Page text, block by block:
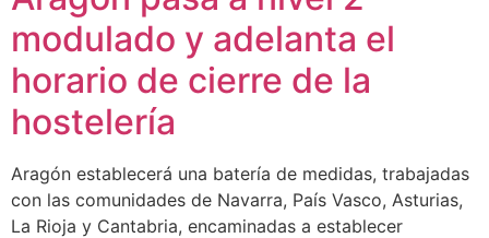
modulado y adelanta el
horario de cierre de la
hostelería
Aragón establecerá una batería de medidas, trabajadas
con las comunidades de Navarra, País Vasco, Asturias,
La Rioja y Cantabria, encaminadas a establecer